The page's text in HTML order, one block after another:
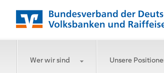
Wer wir sind Unsere